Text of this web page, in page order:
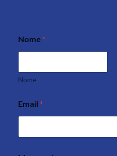
Nome*
Nome
Email *